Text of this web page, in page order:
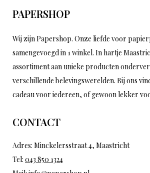
PAPERSHOP
Wij zijn Papershop. Onze liefde voor
samengevoegd in 1 winkel. In hartje
assortiment aan unieke producten
verschillende belevingswerelden. Bij ons
cadeau voor iedereen, of gewoon lekker
CONTACT
Adres: Minckelersstraat 4, Maastricht
Tel: 043 850 1324